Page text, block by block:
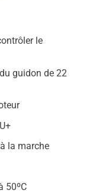
le
guidon de 22
la marche
50ºC